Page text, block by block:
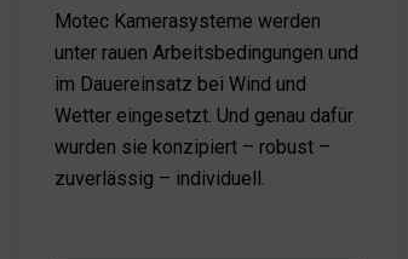
Motec Kamerasysteme werden
unter rauen Arbeitsbedingungen und
im Dauereinsatz bei Wind und
Wetter eingesetzt. Und genau dafür
wurden sie konzipiert – robust –
zuverlässig – individuell.